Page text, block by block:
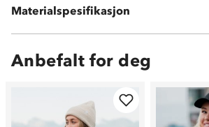
Materialspesifikasjon
Kontrast: 98 % bomull, 2 % spandex
Anbefalt for deg